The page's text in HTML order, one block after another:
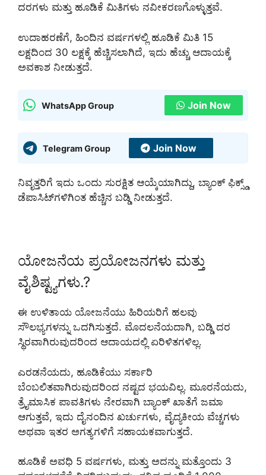
ದರಗಳು ಮತ್ತು ಹೂಡಿಕೆ ಮಿತಿಗಳು ನವೀಕರಣಗೊಳ್ಳುತ್ತವೆ.
ಉದಾಹರಣೆಗೆ, ಹಿಂದಿನ ವರ್ಷಗಳಲ್ಲಿ ಹೂಡಿಕೆ ಮಿತಿ 15
ಲಕ್ಷದಿಂದ 30 ಲಕ್ಷಕ್ಕೆ ಹೆಚ್ಚಿಸಲಾಗಿದೆ, ಇದು ಹೆಚ್ಚು ಆದಾಯಕ್ಕೆ
ಅವಕಾಶ ನೀಡುತ್ತದೆ.
WhatsApp Group Join Now
Telegram Group Join Now
ನಿವೃತ್ತರಿಗೆ ಇದು ಒಂದು ಸುರಕ್ಷಿತ ಆಯ್ಕೆಯಾಗಿದ್ದು, ಬ್ಯಾಂಕ್ ಫಿಕ್ಸ್ಡ್
ಡೆಪಾಸಿಟ್‌ಗಳಿಗಿಂತ ಹೆಚ್ಚಿನ ಬಡ್ಡಿ ನೀಡುತ್ತದೆ.
ಯೋಜನೆಯ ಪ್ರಯೋಜನಗಳು ಮತ್ತು
ವೈಶಿಷ್ಟ್ಯಗಳು.?
ಈ ಉಳಿತಾಯ ಯೋಜನೆಯು ಹಿರಿಯರಿಗೆ ಹಲವು
ಸೌಲಭ್ಯಗಳನ್ನು ಒದಗಿಸುತ್ತದೆ. ಮೊದಲನೆಯದಾಗಿ, ಬಡ್ಡಿ ದರ
ಸ್ಥಿರವಾಗಿರುವುದರಿಂದ ಆದಾಯದಲ್ಲಿ ಏರಿಳಿತಗಳಿಲ್ಲ.
ಎರಡನೆಯದು, ಹೂಡಿಕೆಯು ಸರ್ಕಾರಿ
ಬೆಂಬಲಿತವಾಗಿರುವುದರಿಂದ ನಷ್ಟದ ಭಯವಿಲ್ಲ. ಮೂರನೆಯದು,
ತ್ರೈಮಾಸಿಕ ಪಾವತಿಗಳು ನೇರವಾಗಿ ಬ್ಯಾಂಕ್ ಖಾತೆಗೆ ಜಮಾ
ಆಗುತ್ತವೆ, ಇದು ದೈನಂದಿನ ಖರ್ಚುಗಳು, ವೈದ್ಯಕೀಯ ವೆಚ್ಚಗಳು
ಅಥವಾ ಇತರ ಅಗತ್ಯಗಳಿಗೆ ಸಹಾಯಕವಾಗುತ್ತದೆ.
ಹೂಡಿಕೆ ಅವಧಿ 5 ವರ್ಷಗಳು, ಮತ್ತು ಅದನ್ನು ಮತ್ತೊಂದು 3